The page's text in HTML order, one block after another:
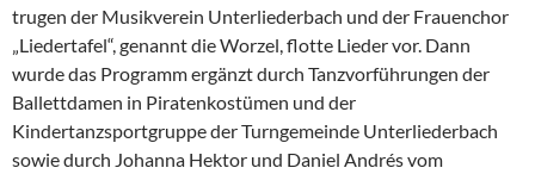
trugen der Musikverein Unterliederbach und der Frauenchor
„Liedertafel“, genannt die Worzel, flotte Lieder vor. Dann
wurde das Programm ergänzt durch Tanzvorführungen der
Ballettdamen in Piratenkostümen und der
Kindertanzsportgruppe der Turngemeinde Unterliederbach
sowie durch Johanna Hektor und Daniel Andrés vom